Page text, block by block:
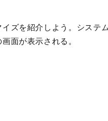
ズを紹介しよう。システ
面が表示される。